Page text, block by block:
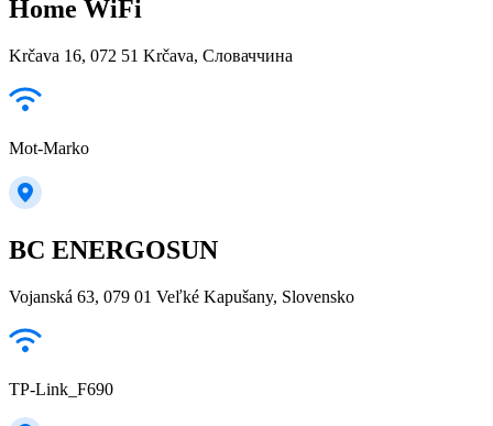
Home WiFi
Krčava 16, 072 51 Krčava, Словаччина
Mot-Marko
BC ENERGOSUN
Vojanská 63, 079 01 Veľké Kapušany, Slovensko
TP-Link_F690